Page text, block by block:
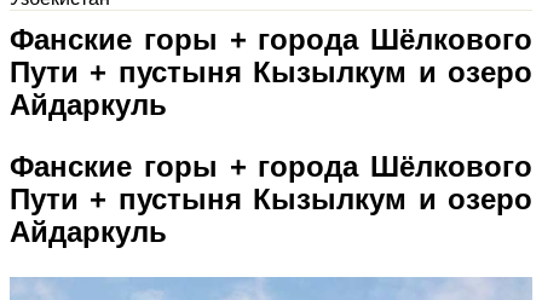
Фанские горы + города Шёлкового
Пути + пустыня Кызылкум и озеро
Айдаркуль
Фанские горы + города Шёлкового
Пути + пустыня Кызылкум и озеро
Айдаркуль